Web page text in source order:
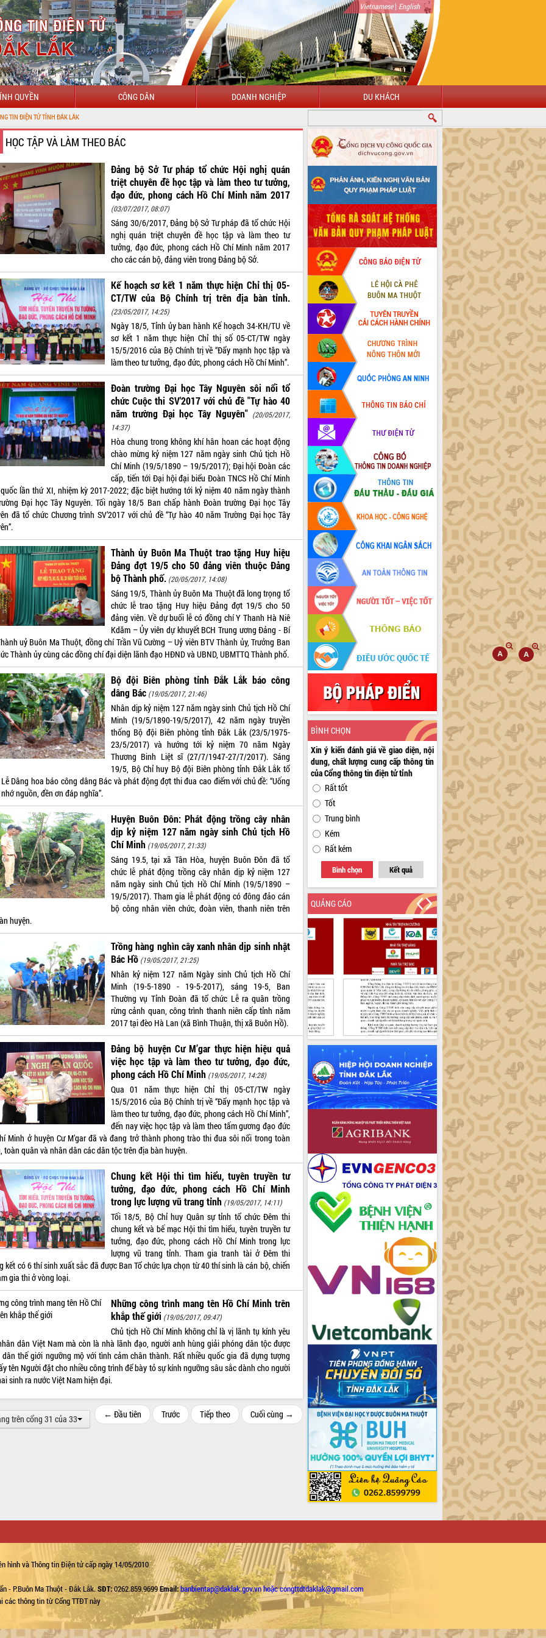
Vietnamese| English
QUYỀN CÔNG DÂN DOANH NGHIỆP DU KHÁCH
ĐẮK LẮK
HỌC TẬP VÀ LÀM THEO BÁC
Đảng bộ Sở Tư pháp tổ chức Hội nghị quán
triệt chuyên đề học tập và làm theo tư tưởng,
đạo đức, phong cách Hồ Chí Minh năm 2017
(03/07/2017, 08:07)
Sáng 30/6/2017, Đảng bộ Sở Tư pháp đã tổ chức Hội
nghị quán triệt chuyên đề học tập và làm theo tư
tưởng, đạo đức, phong cách Hồ Chí Minh năm 2017
cho các cán bộ, đảng viên trong Đảng bộ Sở.
Kế hoạch sơ kết 1 năm thực hiện Chỉ thị 05-
CT/TW của Bộ Chính trị trên địa bàn tỉnh.
(23/05/2017, 14:25)
Ngày 18/5, Tỉnh ủy ban hành Kế hoạch 34-KH/TU về
sơ kết 1 năm thực hiện Chỉ thị số 05-CT/TW ngày
15/5/2016 của Bộ Chính trị về “Đẩy mạnh học tập và
làm theo tư tưởng, đạo đức, phong cách Hồ Chí Minh”.
Đoàn trường Đại học Tây Nguyên sôi nổi tổ
chức Cuộc thi SV'2017 với chủ đề "Tự hào 40
năm trường Đại học Tây Nguyên" (20/05/2017,
14:37)
Hòa chung trong không khí hân hoan các hoạt động
chào mừng kỷ niệm 127 năm ngày sinh Chủ tịch Hồ
Chí Minh (19/5/1890 – 19/5/2017); Đại hội Đoàn các
cấp, tiến tới Đại hội đại biểu Đoàn TNCS Hồ Chí Minh
lần thứ XI, nhiệm kỳ 2017-2022; đặc biệt hướng tới kỷ niệm 40 năm ngày thành
Đại học Tây Nguyên. Tối ngày 18/5 Ban chấp hành Đoàn trường Đại học Tây
đã tổ chức Chương trình SV’2017 với chủ đề “Tự hào 40 năm Trường Đại học Tây
Thành ủy Buôn Ma Thuột trao tặng Huy hiệu
Đảng đợt 19/5 cho 50 đảng viên thuộc Đảng
bộ Thành phố. (20/05/2017, 14:08)
Sáng 19/5, Thành ủy Buôn Ma Thuột đã long trọng tổ
chức lễ trao tặng Huy hiệu Đảng đợt 19/5 cho 50
đảng viên. Về dự buổi lễ có đồng chí Y Thanh Hà Niê
Kdăm – Ủy viên dự khuyết BCH Trung ương Đảng - Bí
uỷ Buôn Ma Thuột, đồng chí Trần Vũ Cường – Uỷ viên BTV Thành ủy, Trưởng Ban
Thành ủy cùng các đồng chí đại diện lãnh đạo HĐND và UBND, UBMTTQ Thành phố.
Bộ đội Biên phòng tỉnh Đắk Lắk báo công
dâng Bác (19/05/2017, 21:46)
Nhân dịp kỷ niệm 127 năm ngày sinh Chủ tịch Hồ Chí
Minh (19/5/1890-19/5/2017), 42 năm ngày truyền
thống Bộ đội Biên phòng tỉnh Đắk Lắk (23/5/1975-
23/5/2017) và hướng tới kỷ niệm 70 năm Ngày
Thương Binh Liệt sĩ (27/7/1947-27/7/2017). Sáng
19/5, Bộ Chỉ huy Bộ đội Biên phòng tỉnh Đắk Lắk tổ
Dâng hoa báo công dâng Bác và phát động đợt thi đua cao điểm với chủ đề: “Uống
nguồn, đền ơn đáp nghĩa”.
Huyện Buôn Đôn: Phát động trồng cây nhân
dịp kỷ niệm 127 năm ngày sinh Chủ tịch Hồ
Chí Minh (19/05/2017, 21:33)
Sáng 19.5, tại xã Tân Hòa, huyện Buôn Đôn đã tổ
chức lễ phát động trồng cây nhân dịp kỷ niệm 127
năm ngày sinh Chủ tịch Hồ Chí Minh (19/5/1890 –
19/5/2017). Tham gia lễ phát động có đông đảo cán
bộ công nhân viên chức, đoàn viên, thanh niên trên
huyện.
Trồng hàng nghìn cây xanh nhân dịp sinh nhật
Bác Hồ (19/05/2017, 21:25)
Nhân kỷ niệm 127 năm Ngày sinh Chủ tịch Hồ Chí
Minh (19-5-1890 - 19-5-2017), sáng 19-5, Ban
Thường vụ Tỉnh Đoàn đã tổ chức Lễ ra quân trồng
rừng cảnh quan, công trình thanh niên cấp tỉnh năm
2017 tại đèo Hà Lan (xã Bình Thuận, thị xã Buôn Hồ).
Đảng bộ huyện Cư M’gar thực hiện hiệu quả
việc học tập và làm theo tư tưởng, đạo đức,
phong cách Hồ Chí Minh (19/05/2017, 14:28)
Qua 01 năm thực hiện Chỉ thị 05-CT/TW ngày
15/5/2016 của Bộ Chính trị về “Đẩy mạnh học tập và
làm theo tư tưởng, đạo đức, phong cách Hồ Chí Minh”,
đến nay việc học tập và làm theo tấm gương đạo đức
Minh ở huyện Cư M’gar đã và đang trở thành phong trào thi đua sôi nổi trong toàn
toàn quân và nhân dân các dân tộc trên địa bàn huyện.
Chung kết Hội thi tìm hiểu, tuyên truyền tư
tưởng, đạo đức, phong cách Hồ Chí Minh
trong lực lượng vũ trang tỉnh (19/05/2017, 14:11)
Tối 18/5, Bộ Chỉ huy Quân sự tỉnh tổ chức Đêm thi
chung kết và bế mạc Hội thi tìm hiểu, tuyên truyền tư
tưởng, đạo đức, phong cách Hồ Chí Minh trong lực
lượng vũ trang tỉnh. Tham gia tranh tài ở Đêm thi
kết có 6 thí sinh xuất sắc đã được Ban Tổ chức lựa chọn từ 40 thí sinh là cán bộ, chiến
gia thi ở vòng loại.
Những công trình mang tên Hồ Chí Minh trên
khắp thế giới (19/05/2017, 09:47)
Chủ tịch Hồ Chí Minh không chỉ là vị lãnh tụ kính yêu
dân Việt Nam mà còn là nhà lãnh đạo, người anh hùng giải phóng dân tộc được
dân thế giới ngưỡng mộ với tình cảm chân thành. Rất nhiều quốc gia đã dựng tượng
tên Người đặt cho nhiều công trình để bày tỏ sự kính ngưỡng sâu sắc dành cho người
sinh ra nước Việt Nam hiện đại.
trên cổng 31 của 33 ← Đầu tiên Trước Tiếp theo Cuối cùng →
BÌNH CHỌN
Xin ý kiến đánh giá về giao diện, nội
dung, chất lượng cung cấp thông tin
của Cổng thông tin điện tử tỉnh
Rất tốt
Tốt
Trung bình
Kém
Rất kém
Bình chọn Kết quả
QUẢNG CÁO
hình và Thông tin Điện tử cấp ngày 14/05/2010
- P.Buôn Ma Thuột - Đắk Lắk.SĐT:0262.859.9699Email:banbientap@daklak.gov.vn hoặc congttdtdaklak@gmail.com
các thông tin từ Cổng TTĐT này